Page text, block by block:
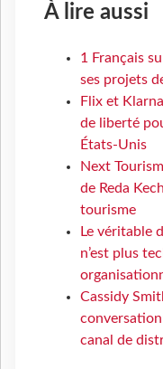
À lire aussi
1 Français
ses projets
Flix et
de liberté
États-Unis
Next
de Reda
tourisme
Le véritable
n’est plus
Cassidy
canal de